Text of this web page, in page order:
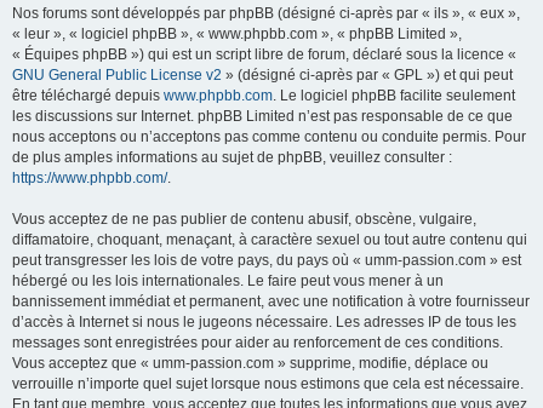
Nos forums sont développés par phpBB (désigné ci-après par « ils », « eux »,
« leur », « logiciel phpBB », « www.phpbb.com », « phpBB Limited »,
« Équipes phpBB ») qui est un script libre de forum, déclaré sous la licence «
GNU General Public License v2 » (désigné ci-après par « GPL ») et qui peut
être téléchargé depuis www.phpbb.com. Le logiciel phpBB facilite seulement
les discussions sur Internet. phpBB Limited n’est pas responsable de ce que
nous acceptons ou n’acceptons pas comme contenu ou conduite permis. Pour
de plus amples informations au sujet de phpBB, veuillez consulter :
https://www.phpbb.com/.
Vous acceptez de ne pas publier de contenu abusif, obscène, vulgaire,
diffamatoire, choquant, menaçant, à caractère sexuel ou tout autre contenu qui
peut transgresser les lois de votre pays, du pays où « umm-passion.com » est
hébergé ou les lois internationales. Le faire peut vous mener à un
bannissement immédiat et permanent, avec une notification à votre fournisseur
d’accès à Internet si nous le jugeons nécessaire. Les adresses IP de tous les
messages sont enregistrées pour aider au renforcement de ces conditions.
Vous acceptez que « umm-passion.com » supprime, modifie, déplace ou
verrouille n’importe quel sujet lorsque nous estimons que cela est nécessaire.
En tant que membre, vous acceptez que toutes les informations que vous avez